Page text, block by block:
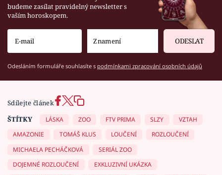
budeme zasílat pravidelný newsletter s
vaším horoskopem.
ODESLAT
Odesláním formuláře souhlasíte s podmínkami zpracování osobních údajů
Sdílejte článek
ŠTÍTKY
LÁSKA ZOO FTV PRIMA SLZY
VZTAH
AMAZONIE
TOMÁŠ KLUS LOUČENÍ
ROZLOUČENÍ
MICHAELA PECHÁČKOVÁ
SERIÁL ZOO
DOJEMNÉ ROZLOUČENÍ
EXKLUZIVNÍ UKÁZKA